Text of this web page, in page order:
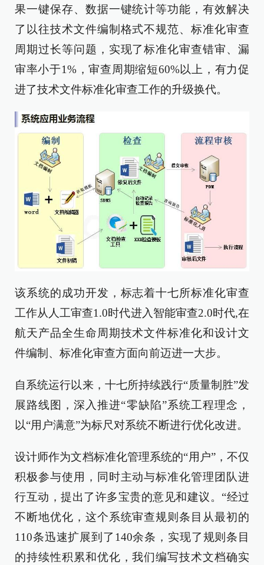
果一键保存、数据一键统计等功能，有效解决
了以往技术文件编制格式不规范、标准化审查
周期过长等问题，实现了标准化审查错审、漏
审率小于1%，审查周期缩短60%以上，有力促
进了技术文件标准化审查工作的升级换代。
该系统的成功开发，标志着十七所标准化审查
工作从人工审查1.0时代进入智能审查2.0时代,在
航天产品全生命周期技术文件标准化和设计文
件编制、标准化审查方面向前迈进一大步。
自系统运行以来，十七所持续践行“质量制胜”发
展路线图，深入推进“零缺陷”系统工程理念，
以“用户满意”为标尺对系统不断进行优化改进。
设计师作为文档标准化管理系统的“用户”，不仅
积极参与使用，同时主动与标准化管理团队进
行互动，提出了许多宝贵的意见和建议。“经过
不断地优化，这个系统审查规则条目从最初的
110条迅速扩展到了140余条，实现了规则条目
的持续性积累和优化，我们编写技术文档确实